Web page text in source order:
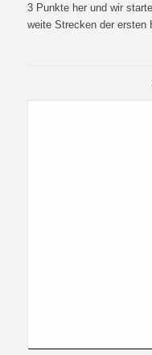
3 Punkte her und wir
weite Strecken der ersten